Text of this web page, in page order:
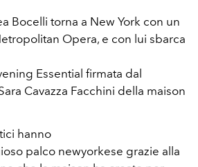
Bocelli torna a New York con un
Opera, e con lui sbarca
Essential firmata dal
Cavazza Facchini della maison
hanno
palco newyorkese grazie alla